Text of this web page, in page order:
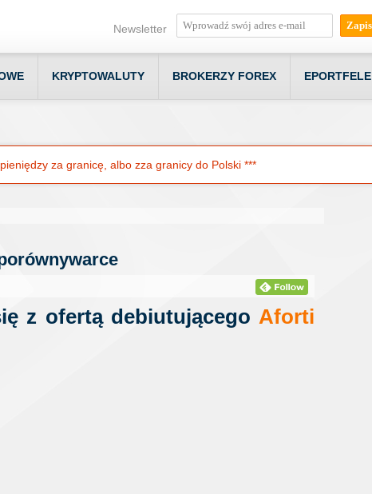
Newsletter
KRYPTOWALUTY BROKERZY FOREX EPORTFELE
za granicę, albo zza granicy do Polski ***
z ofertą debiutującego Aforti